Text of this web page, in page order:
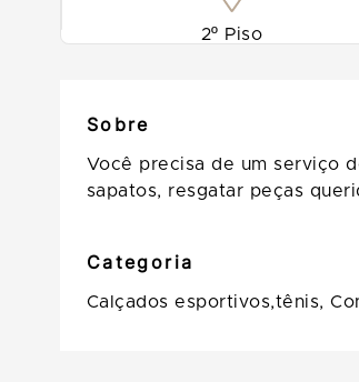
2º Piso
Sobre
Você precisa de um serviço
sapatos, resgatar peças
Categoria
Calçados esportivos,tênis,